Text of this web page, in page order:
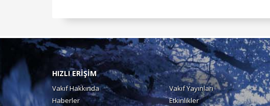
HIZLI ERİŞİM
Vakıf Hakkında
Vakıf Yayınları
Haberler
Etkinlikler